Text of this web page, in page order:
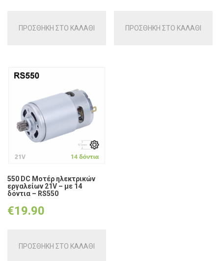
ΠΡΟΣΘΗΚΗ ΣΤΟ ΚΑΛΑΘΙ ΠΡΟΣΘΗΚΗ ΣΤΟ ΚΑΛΑΘΙ
550 DC Μοτέρ ηλεκτρικών
εργαλείων 21V – με 14
δόντια – RS550
€19.90
ΠΡΟΣΘΗΚΗ ΣΤΟ ΚΑΛΑΘΙ